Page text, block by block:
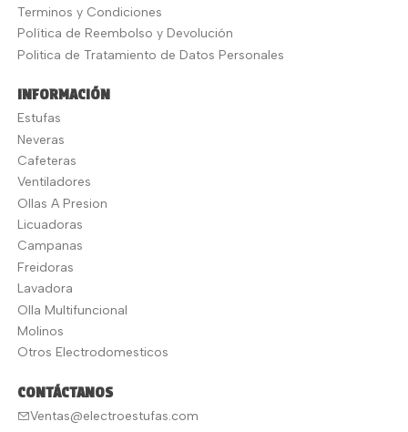
Terminos y Condiciones
Política de Reembolso y Devolución
Politica de Tratamiento de Datos Personales
INFORMACIÓN
Estufas
Neveras
Cafeteras
Ventiladores
Ollas A Presion
Licuadoras
Campanas
Freidoras
Lavadora
Olla Multifuncional
Molinos
Otros Electrodomesticos
CONTÁCTANOS
Ventas@electroestufas.com